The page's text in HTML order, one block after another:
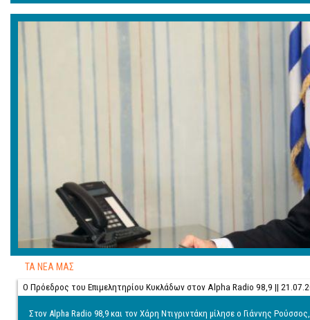
ΤΑ ΝΕΑ ΜΑΣ
Ο Πρόεδρος του Επιμελητηρίου Κυκλάδων στον Alpha Radio 98,9 ||
Στον Alpha Radio 98,9 και τον Χάρη Ντιγριντάκη μίλησε ο Γιάννης